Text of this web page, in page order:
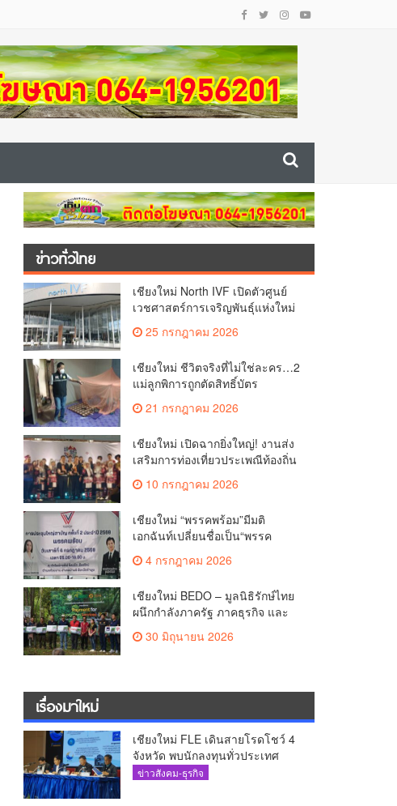
ข่าวทั่วไทย
เชียงใหม่ North IVF เปิดตัวศูนย์
เวชศาสตร์การเจริญพันธุ์แห่งใหม่
ยกระดับเชียงใหม่สู่ ศูนย์กลางการ
รักษาผู้มีบุตรยากของภูมิภาค(คลิป)
25 กรกฎาคม 2026
เชียงใหม่ ชีวิตจริงที่ไม่ใช่ละคร…2
แม่ลูกพิการถูกตัดสิทธิ์บัตร
สวัสดิการฯ วอนรัฐทบทวนเกณฑ์
ช่วยคนจน(คลิป)
21 กรกฎาคม 2026
เชียงใหม่ เปิดฉากยิ่งใหญ่! งานส่ง
เสริมการท่องเที่ยวประเพณีท้องถิ่น
วิถีชาติพันธุ์ล้านนา(คลิป)
10 กรกฎาคม 2026
เชียงใหม่ “พรรคพร้อม”มีมติ
เอกฉันท์เปลี่ยนชื่อเป็น“พรรค
ศรัทธา”ดึง“มาร์ค พิตบูล”นำทัพ
กรรมการบริหารชุดใหม่(คลิป)
4 กรกฎาคม 2026
เชียงใหม่ BEDO – มูลนิธิรักษ์ไทย
ผนึกกำลังภาครัฐ ภาคธุรกิจ และ
ชุมชน เปิดเวที “Nature Positive”
เสริมพลังชุมชนผู้พิทักษ์ป่าต้นน้ำ
30 มิถุนายน 2026
เรื่องมาใหม่
เชียงใหม่ FLE เดินสายโรดโชว์ 4
จังหวัด พบนักลงทุนทั่วประเทศ
ตอกย้ำศักยภาพผู้นำธุรกิจระบบน้ำ
ข่าวสังคม-ธุรกิจ